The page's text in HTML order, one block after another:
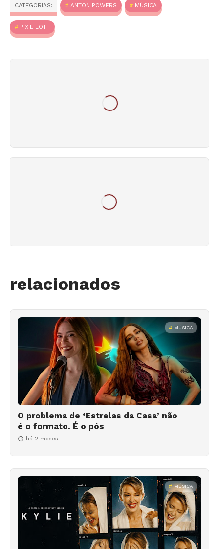
CATEGORIAS: ANTON POWERS MÚSICA
PIXIE LOTT
relacionados
MÚSICA
O problema de ‘Estrelas da Casa’ não
é o formato. É o pós
há 2 meses
MÚSICA